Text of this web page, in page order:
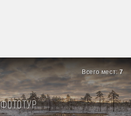
Всего мест:7
Фототур